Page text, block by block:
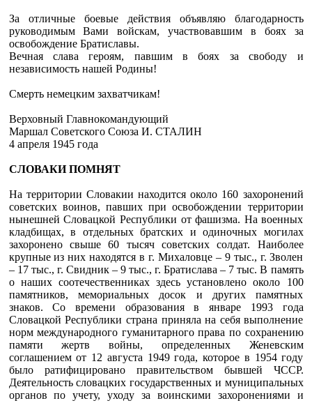
За отличные боевые действия объявляю благодарность
руководимым Вами войскам, участвовавшим в боях за
освобождение Братиславы.
Вечная слава героям, павшим в боях за свободу и
независимость нашей Родины!
Смерть немецким захватчикам!
Верховный Главнокомандующий
Маршал Советского Союза И. СТАЛИН
4 апреля 1945 года
СЛОВАКИ ПОМНЯТ
На территории Словакии находится около 160 захоронений
советских воинов, павших при освобождении территории
нынешней Словацкой Республики от фашизма. На военных
кладбищах, в отдельных братских и одиночных могилах
захоронено свыше 60 тысяч советских солдат. Наиболее
крупные из них находятся в г. Михаловце – 9 тыс., г. Зволен
– 17 тыс., г. Свидник – 9 тыс., г. Братислава – 7 тыс. В память
о наших соотечественниках здесь установлено около 100
памятников, мемориальных досок и других памятных
знаков. Со времени образования в январе 1993 года
Словацкой Республики страна приняла на себя выполнение
норм международного гуманитарного права по сохранению
памяти жертв войны, определенных Женевским
соглашением от 12 августа 1949 года, которое в 1954 году
было ратифицировано правительством бывшей ЧССР.
Деятельность словацких государственных и муниципальных
органов по учету, уходу за воинскими захоронениями и